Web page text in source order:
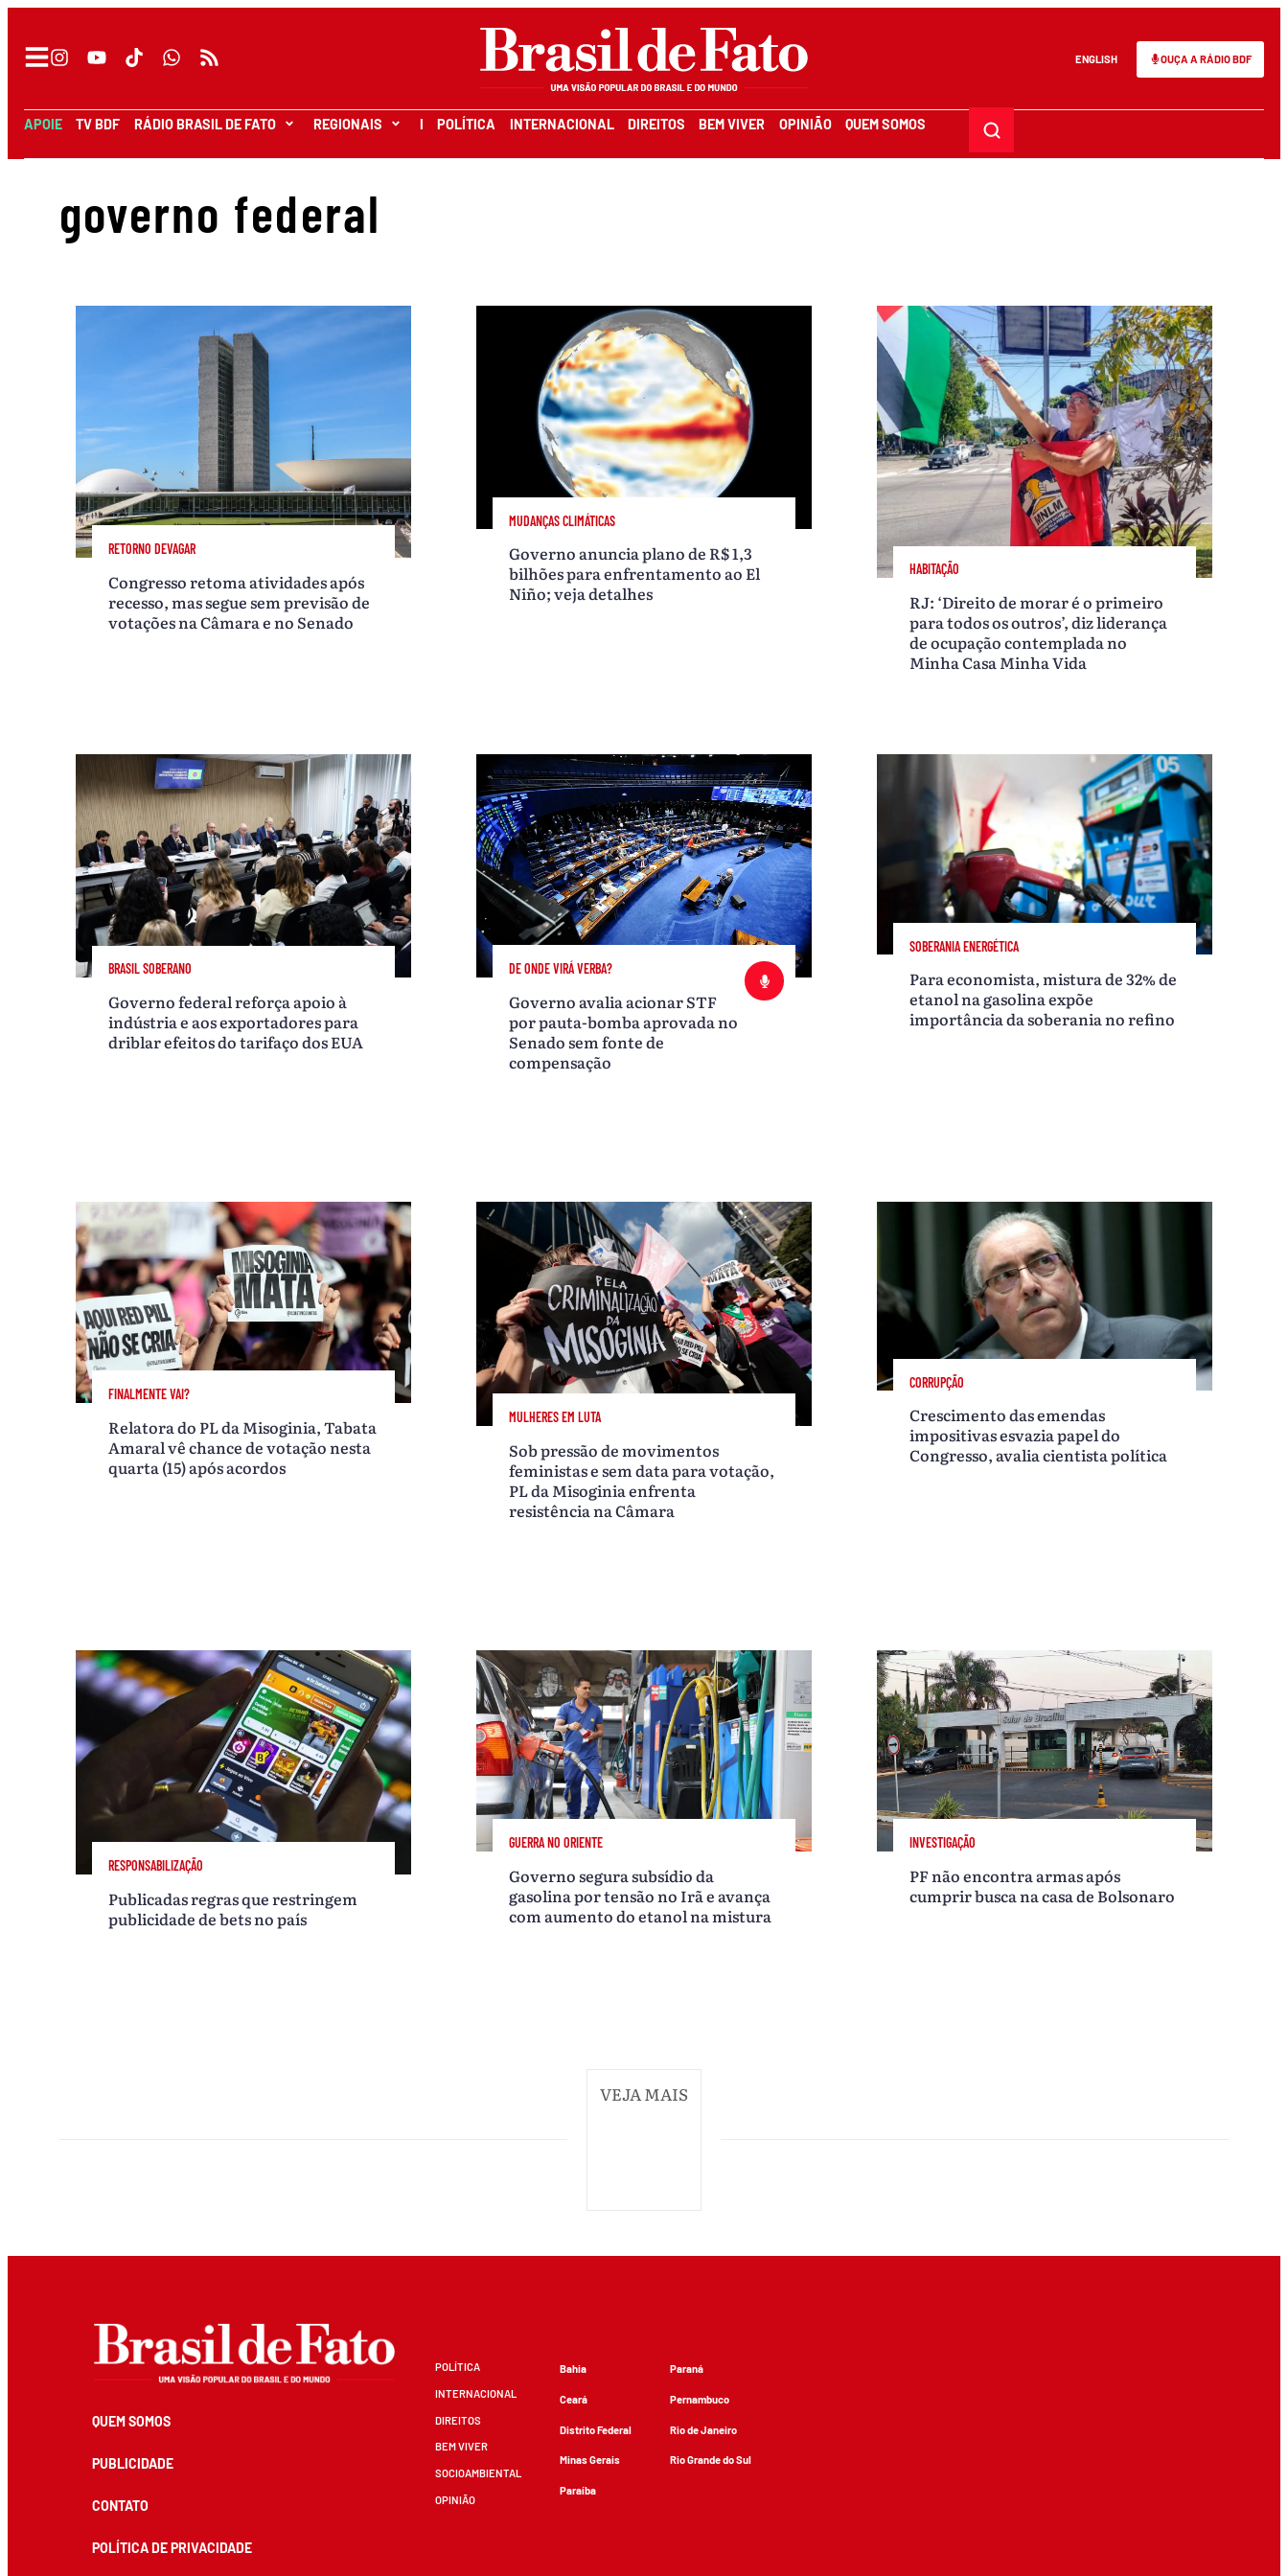
ENGLISH OUÇA A RÁDIO BDF
APOIE TV BDF RÁDIO BRASIL DE FATO REGIONAIS I POLÍTICA INTERNACIONAL DIREITOS BEM VIVER OPINIÃO QUEM SOMOS
governo federal
RETORNO DEVAGAR
Congresso retoma atividades após
recesso, mas segue sem previsão de
votações na Câmara e no Senado
MUDANÇAS CLIMÁTICAS
Governo anuncia plano de R$ 1,3
bilhões para enfrentamento ao El
Niño; veja detalhes
HABITAÇÃO
RJ: ‘Direito de morar é o primeiro
para todos os outros’, diz liderança
de ocupação contemplada no
Minha Casa Minha Vida
BRASIL SOBERANO
Governo federal reforça apoio à
indústria e aos exportadores para
driblar efeitos do tarifaço dos EUA
DE ONDE VIRÁ VERBA?
Governo avalia acionar STF
por pauta-bomba aprovada no
Senado sem fonte de
compensação
SOBERANIA ENERGÉTICA
Para economista, mistura de 32% de
etanol na gasolina expõe
importância da soberania no refino
FINALMENTE VAI?
Relatora do PL da Misoginia, Tabata
Amaral vê chance de votação nesta
quarta (15) após acordos
MULHERES EM LUTA
Sob pressão de movimentos
feministas e sem data para votação,
PL da Misoginia enfrenta
resistência na Câmara
CORRUPÇÃO
Crescimento das emendas
impositivas esvazia papel do
Congresso, avalia cientista política
RESPONSABILIZAÇÃO
Publicadas regras que restringem
publicidade de bets no país
GUERRA NO ORIENTE
Governo segura subsídio da
gasolina por tensão no Irã e avança
com aumento do etanol na mistura
INVESTIGAÇÃO
PF não encontra armas após
cumprir busca na casa de Bolsonaro
VEJA MAIS
QUEM SOMOS
PUBLICIDADE
CONTATO
POLÍTICA DE PRIVACIDADE
POLÍTICA
INTERNACIONAL
DIREITOS
BEM VIVER
SOCIOAMBIENTAL
OPINIÃO
Bahia
Ceará
Distrito Federal
Minas Gerais
Paraíba
Paraná
Pernambuco
Rio de Janeiro
Rio Grande do Sul